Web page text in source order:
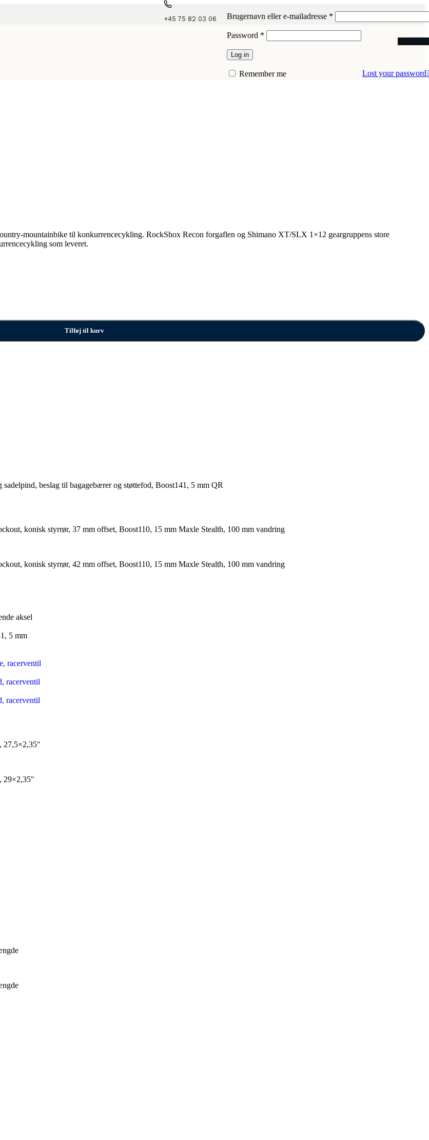
+45 75 82 03 06 Brugernavn eller e-mailadresse *
Password *
Log in
Lost your
Remember me
0,00
mountainbike til konkurrencecykling. RockShox Recon forgaflen og Shimano XT/SLX 1×12 geargruppens store
som leveret.
Tilføj til kurv
beslag til bagagebærer og støttefod, Boost141, 5 mm QR
konisk styrrør, 37 mm offset, Boost110, 15 mm Maxle Stealth, 100 mm vandring
konisk styrrør, 42 mm offset, Boost110, 15 mm Maxle Stealth, 100 mm vandring
aksel
5 mm
racerventil
racerventil
racerventil
27,5×2,35″
29×2,35″